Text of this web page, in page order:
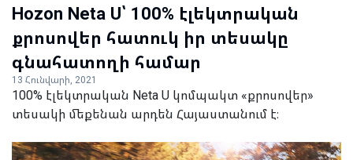
Hozon Neta U՝ 100% էլեկտրական
քրոսովեր հատուկ իր տեսակը
գնահատողի համար
13 Հունվարի, 2021
100% էլեկտրական Neta U կոմպակտ «քրոսովեր»
տեսակի մեքենան արդեն Հայաստանում է։